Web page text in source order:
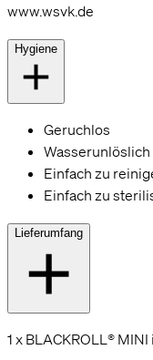
www.wsvk.de
Hygiene
Geruchlos
Wasserunlöslich
Einfach zu
Einfach zu
Lieferumfang
1 x BLACKROLL®